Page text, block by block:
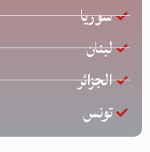
سوريا
لبنان
الجزائر
تونس